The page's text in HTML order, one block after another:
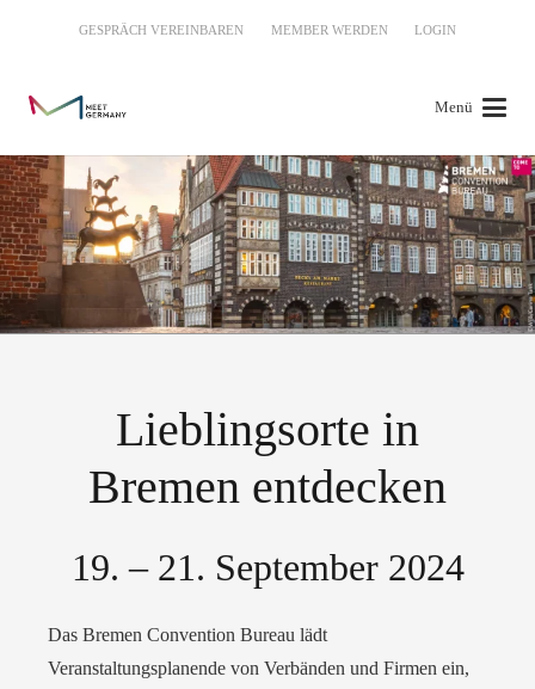
GESPRÄCH VEREINBAREN MEMBER WERDEN LOGIN
Menü
Lieblingsorte in
Bremen entdecken
19. – 21. September 2024
Das Bremen Convention Bureau lädt
Veranstaltungsplanende von Verbänden und Firmen ein,